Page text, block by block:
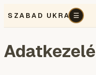
SZABAD UKRAJNA
☰